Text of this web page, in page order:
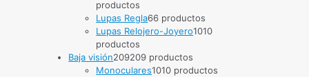
productos
Lupas Regla66 productos
Lupas Relojero-Joyero1010
productos
Baja visión209209 productos
Monoculares1010 productos